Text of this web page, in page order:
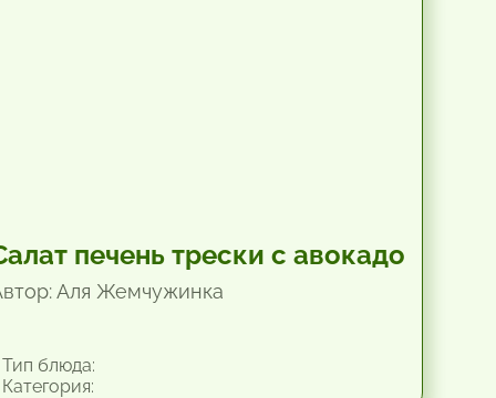
печень трески с авокадо
Аля Жемчужинка
блюда: